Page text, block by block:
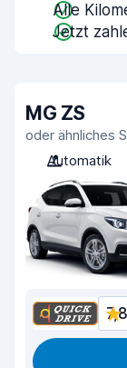
Alle
Jetzt
MG ZS
oder ähnliches
Automatik
7,8